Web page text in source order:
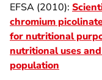
EFSA (2010):
chromium
for nutritional
nutritional uses
population